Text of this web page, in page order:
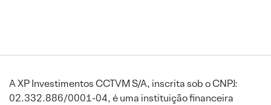
A XP Investimentos CCTVM S/A, inscrita sob o CNPJ:
02.332.886/0001-04, é uma instituição financeira